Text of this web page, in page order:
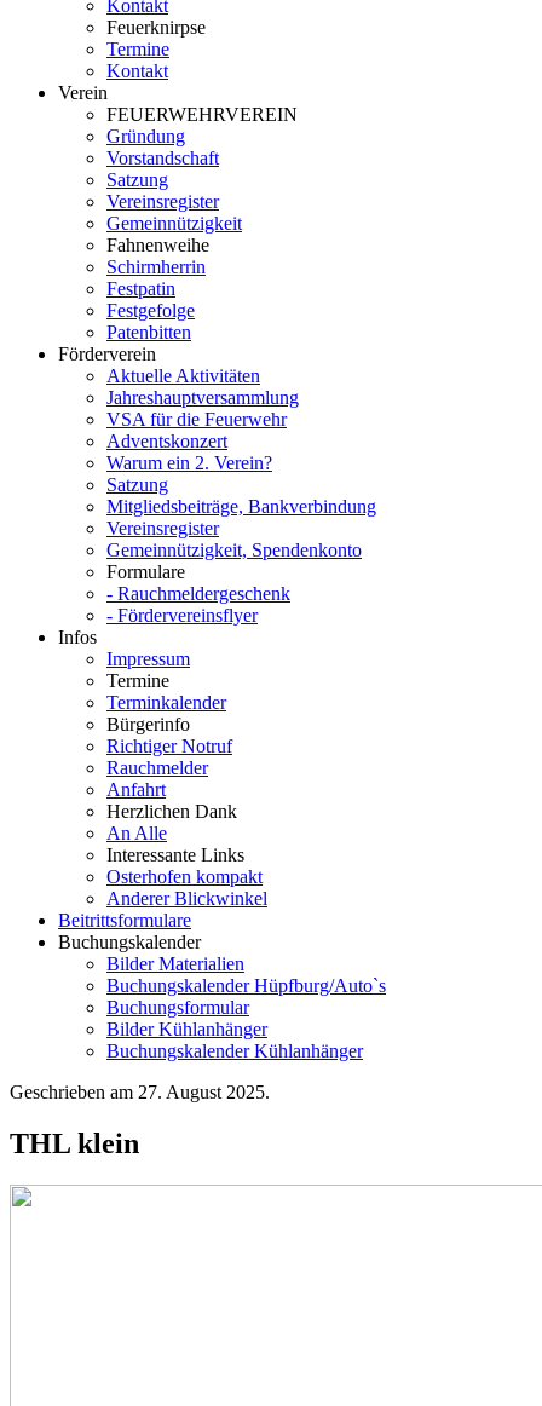
Kontakt
Feuerknirpse
Termine
Kontakt
Verein
FEUERWEHRVEREIN
Gründung
Vorstandschaft
Satzung
Vereinsregister
Gemeinnützigkeit
Fahnenweihe
Schirmherrin
Festpatin
Festgefolge
Patenbitten
Förderverein
Aktuelle Aktivitäten
Jahreshauptversammlung
VSA für die Feuerwehr
Adventskonzert
Warum ein 2. Verein?
Satzung
Mitgliedsbeiträge, Bankverbindung
Vereinsregister
Gemeinnützigkeit, Spendenkonto
Formulare
- Rauchmeldergeschenk
- Fördervereinsflyer
Infos
Impressum
Termine
Terminkalender
Bürgerinfo
Richtiger Notruf
Rauchmelder
Anfahrt
Herzlichen Dank
An Alle
Interessante Links
Osterhofen kompakt
Anderer Blickwinkel
Beitrittsformulare
Buchungskalender
Bilder Materialien
Buchungskalender Hüpfburg/Auto`s
Buchungsformular
Bilder Kühlanhänger
Buchungskalender Kühlanhänger
Geschrieben am 27. August 2025.
THL klein